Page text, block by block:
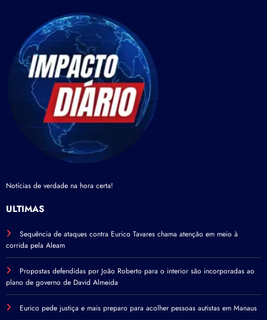
Notícias de verdade na hora certa!
ÚLTIMAS
Sequência de ataques contra Eurico Tavares chama atenção em meio à
corrida pela Aleam
Propostas defendidas por João Roberto para o interior são incorporadas ao
plano de governo de David Almeida
Eurico pede justiça e mais preparo para acolher pessoas autistas em Manaus